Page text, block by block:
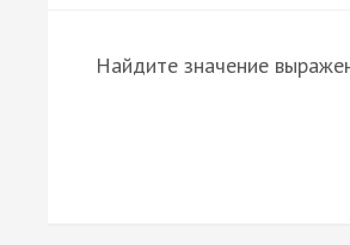
Найдите значение